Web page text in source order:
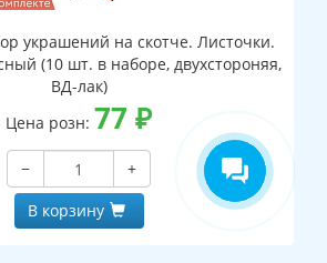
украшений на скотче. Листочки.
(10 шт. в наборе, двухстороняя,
ВД-лак)
Цена розн: 77 ₽
−
+
В корзину